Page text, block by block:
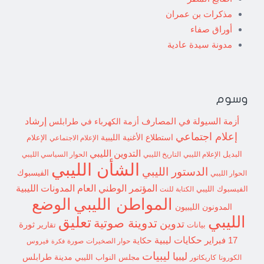
مذكرات بن عمران
أوراق صفاء
مدونة سيدة عادية
وسوم
أزمة السيولة في المصارف أزمة الكهرباء في طرابلس إرشاد
إعلام اجتماعي استطلاع الأغنية الليبية الإعلام الاجتماعي
الإعلام
البديل
الإعلام الليبي التاريخ الليبي التدوين الليبي الحوار السياسي الليبي
الحوار الليبي الدستور الليبي الشأن الليبي الفيسبوك
الفيسبوك الليبي الكتابة للنت المؤتمر الوطني العام المدونات الليبية
المدونون الليبيون المواطن الليبي الوضع
الليبي بيانات تدوين تدوينة صوتية تعليق تقارير
ثورة
17 فبراير
حكايات ليبية حكاية حوار الصخيرات صورة فكرة فيروس
الكورونا كاريكاتور ليبيا ليبيات مجلس النواب الليبي مدينة طرابلس